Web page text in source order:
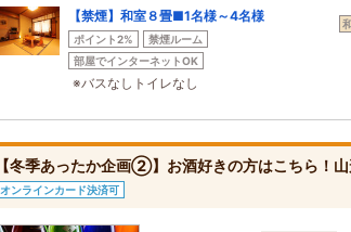
【禁煙】和室８畳■1名様～4名様
ポイント2%
禁煙ルーム
部屋でインターネットOK
※バスなしトイレなし
【冬季あったか企画②】お酒好きの方はこちら！
オンラインカード決済可